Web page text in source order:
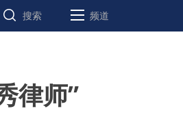
搜索 频道
律师”